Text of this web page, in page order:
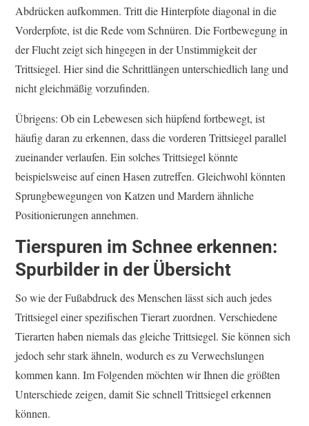
Abdrücken aufkommen. Tritt die Hinterpfote diagonal in die
Vorderpfote, ist die Rede vom Schnüren. Die Fortbewegung in
der Flucht zeigt sich hingegen in der Unstimmigkeit der
Trittsiegel. Hier sind die Schrittlängen unterschiedlich lang und
nicht gleichmäßig vorzufinden.
Übrigens: Ob ein Lebewesen sich hüpfend fortbewegt, ist
häufig daran zu erkennen, dass die vorderen Trittsiegel parallel
zueinander verlaufen. Ein solches Trittsiegel könnte
beispielsweise auf einen Hasen zutreffen. Gleichwohl könnten
Sprungbewegungen von Katzen und Mardern ähnliche
Positionierungen annehmen.
Tierspuren im Schnee erkennen:
Spurbilder in der Übersicht
So wie der Fußabdruck des Menschen lässt sich auch jedes
Trittsiegel einer spezifischen Tierart zuordnen. Verschiedene
Tierarten haben niemals das gleiche Trittsiegel. Sie können sich
jedoch sehr stark ähneln, wodurch es zu Verwechslungen
kommen kann. Im Folgenden möchten wir Ihnen die größten
Unterschiede zeigen, damit Sie schnell Trittsiegel erkennen
können.